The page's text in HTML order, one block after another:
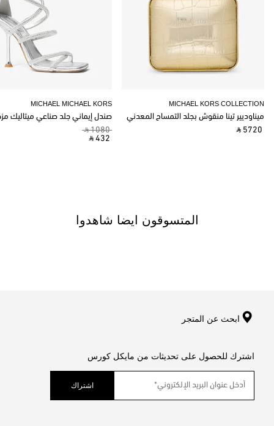
MICHAEL MICHAEL KORS
صندل إيماني جلد صناعي ميتاليك
‎ ⃁ 1080 ‎
‎ ⃁ 432 ‎
MICHAEL KORS COLLECTION
ميناوديير تينا منقوش بجلد التمساح المعدني
‎ ⃁ 5720 ‎
المتسوقون ايضا شاهدوا
ابحث عن المتجر
اشترك للحصول على تحديثات من مايكل كورس
اشتراك